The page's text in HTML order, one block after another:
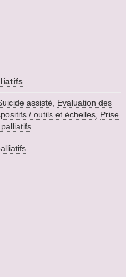
assisté
Evaluation des
/ outils et échelles
Prise